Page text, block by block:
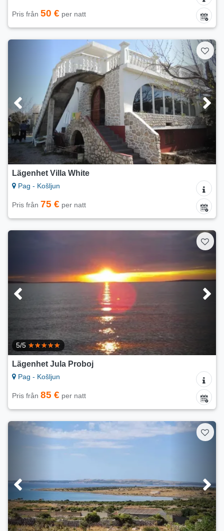
Pris från 50 € per natt
Lägenhet Villa White
Pag - Košljun
Pris från 75 € per natt
5/5
Lägenhet Jula Proboj
Pag - Košljun
Pris från 85 € per natt